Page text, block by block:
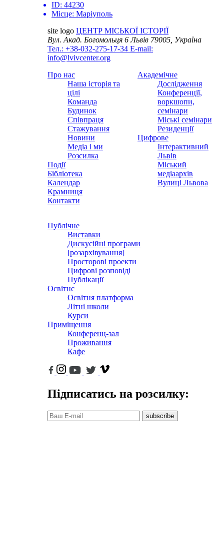
ID: 44230
Місце: Маріуполь
site logo ЦЕНТР МІСЬКОЇ ІСТОРІЇ
Вул. Акад. Богомольця 6Львів 79005, Україна
Тел.: +38-032-275-17-34 E-mail:
info@lvivcenter.org
Про нас
Наша історія та
цілі
Команда
Будинок
Співпраця
Стажування
Новини
Медіа і ми
Розсилка
Події
Бібліотека
Календар
Крамниця
Контакти
Академічне
Дослідження
Конференції,
воркшопи,
семінари
Міські семінари
Резиденції
Цифрове
Інтерактивний
Львів
Міський
медіаархів
Вулиці Львова
Публічне
Виставки
Дискусійні програми
[розархівування]
Просторові проекти
Цифрові розповіді
Публікації
Освітнє
Освітня платформа
Літні школи
Курси
Приміщення
Конференц-зал
Проживання
Кафе
Підписатись на розсилку:
subscribe